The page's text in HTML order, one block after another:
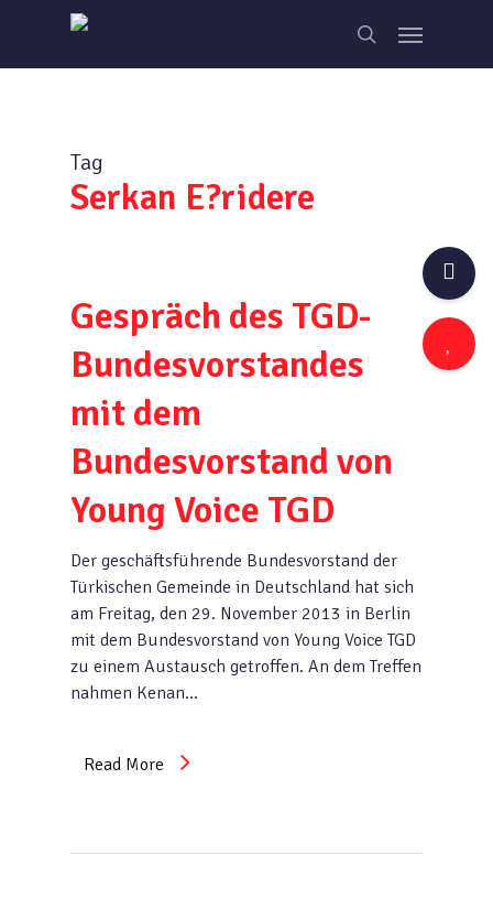
main
search
Menu
Tag
Serkan E?ridere
Gespräch des TGD-
Bundesvorstandes
mit dem
Bundesvorstand von
Young Voice TGD
Der geschäftsführende Bundesvorstand der
Türkischen Gemeinde in Deutschland hat sich
am Freitag, den 29. November 2013 in Berlin
mit dem Bundesvorstand von Young Voice TGD
zu einem Austausch getroffen. An dem Treffen
nahmen Kenan…
Read More